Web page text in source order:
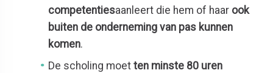
competentiesaanleert die hem of haar ook
buiten de onderneming van pas kunnen
komen.
De scholing moetten minste 80 uren